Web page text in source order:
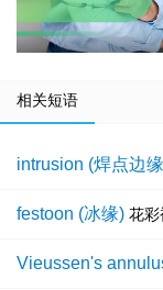
相关短语
intrusion (焊点边
festoon (冰缘) 花彩
Vieussen's